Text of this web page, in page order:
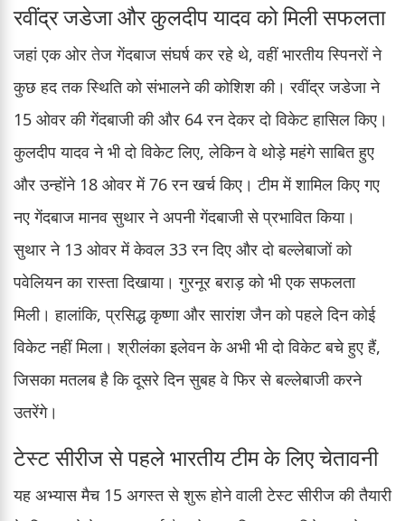
रवींद्र जडेजा और कुलदीप यादव को मिली सफलता
जहां एक ओर तेज गेंदबाज संघर्ष कर रहे थे, वहीं भारतीय स्पिनरों ने
कुछ हद तक स्थिति को संभालने की कोशिश की। रवींद्र जडेजा ने
15 ओवर की गेंदबाजी की और 64 रन देकर दो विकेट हासिल किए।
कुलदीप यादव ने भी दो विकेट लिए, लेकिन वे थोड़े महंगे साबित हुए
और उन्होंने 18 ओवर में 76 रन खर्च किए। टीम में शामिल किए गए
नए गेंदबाज मानव सुथार ने अपनी गेंदबाजी से प्रभावित किया।
सुथार ने 13 ओवर में केवल 33 रन दिए और दो बल्लेबाजों को
पवेलियन का रास्ता दिखाया। गुरनूर बराड़ को भी एक सफलता
मिली। हालांकि, प्रसिद्ध कृष्णा और सारांश जैन को पहले दिन कोई
विकेट नहीं मिला। श्रीलंका इलेवन के अभी भी दो विकेट बचे हुए हैं,
जिसका मतलब है कि दूसरे दिन सुबह वे फिर से बल्लेबाजी करने
उतरेंगे।
टेस्ट सीरीज से पहले भारतीय टीम के लिए चेतावनी
यह अभ्यास मैच 15 अगस्त से शुरू होने वाली टेस्ट सीरीज की तैयारी